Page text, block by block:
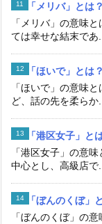
「メリバ」とは
「メリバ」の意味
ては幸せな結末であ
「ほいで」とは
「ほいで」の意味
ど、話の先を柔らか
「港区女子」と
「港区女子」の意
中心とし、高級店で
「ぼんのくぼ」
「ぼんのくぼ」の